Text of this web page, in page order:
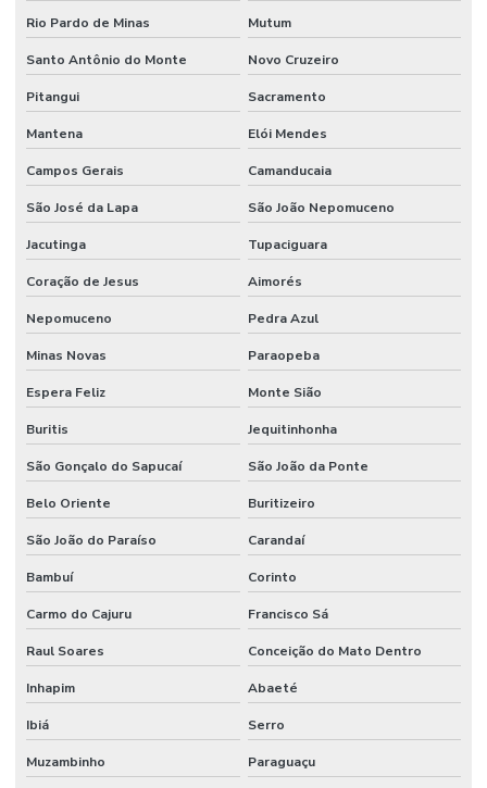
Rio Pardo de Minas Mutum
Santo Antônio do Monte Novo Cruzeiro
Pitangui Sacramento
Mantena Elói Mendes
Campos Gerais Camanducaia
São José da Lapa São João Nepomuceno
Jacutinga Tupaciguara
Coração de Jesus Aimorés
Nepomuceno Pedra Azul
Minas Novas Paraopeba
Espera Feliz Monte Sião
Buritis Jequitinhonha
São Gonçalo do Sapucaí São João da Ponte
Belo Oriente Buritizeiro
São João do Paraíso Carandaí
Bambuí Corinto
Carmo do Cajuru Francisco Sá
Raul Soares Conceição do Mato Dentro
Inhapim Abaeté
Ibiá Serro
Muzambinho Paraguaçu